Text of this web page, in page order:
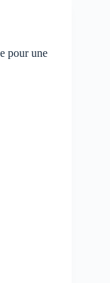
pour une